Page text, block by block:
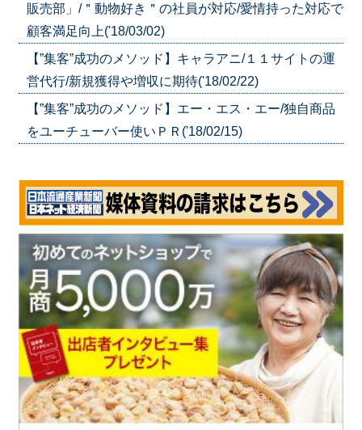
販売部」/＂動物好き＂の社員が対応/愛情持った対応で
顧客満足向上('18/03/02)
【”集客”成功のメソッド】キャラアニ/１１サイトの運
営代行/新規獲得や増収に期待('18/02/22)
【”集客”成功のメソッド】エー・エス・エー/独自商品
をユーチューバー使いＰＲ('18/02/15)